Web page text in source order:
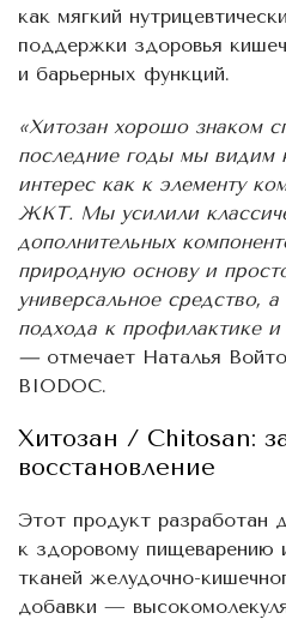
как мягкий
поддержки здоровья
и барьерных функций.
«Хитозан хорошо знаком
последние годы мы видим
интерес как к элементу
ЖКТ. Мы усилили
дополнительных
природную основу и
универсальное средство, а
подхода к профилактике
—отмечает Наталья
BIODOC.
Хитозан / Chitosan:
восстановление
Этот продукт разработан
к здоровому пищеварению
тканей желудочно-
добавки —